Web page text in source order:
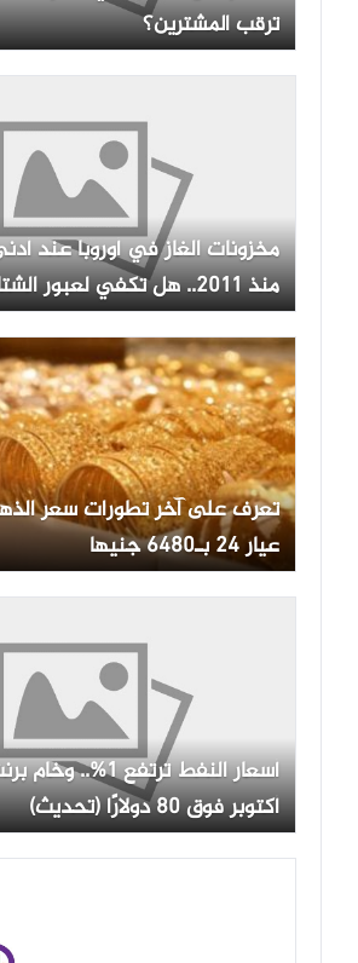
ترقب المشترين؟
مخزونات الغاز في أوروبا عند
منذ 2011.. هل تكفي لعبور الشتاء؟
تعرف على آخر تطورات سعر
عيار 24 بـ6480 جنيها
أسعار النفط ترتفع
أكتوبر فوق 80 دولارًا (تحديث)